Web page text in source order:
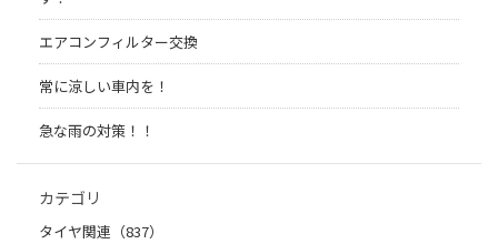
エアコンフィルター交換
常に涼しい車内を！
急な雨の対策！！
カテゴリ
タイヤ関連（837）